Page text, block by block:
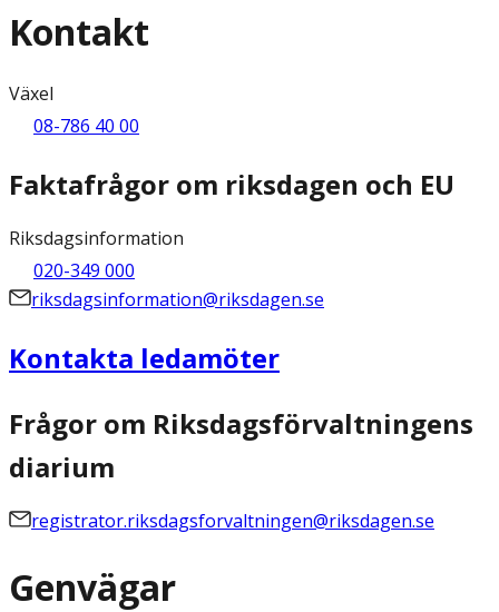
Kontakt
Växel
08-786 40 00
Faktafrågor om riksdagen och EU
Riksdagsinformation
020-349 000
riksdagsinformation@riksdagen.se
Kontakta ledamöter
Frågor om Riksdagsförvaltningens
diarium
registrator.riksdagsforvaltningen@riksdagen.se
Genvägar